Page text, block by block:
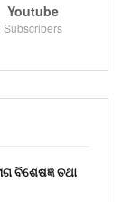
Youtube
Subscribers
ବିଶେଷଜ୍ଞ ତଥା